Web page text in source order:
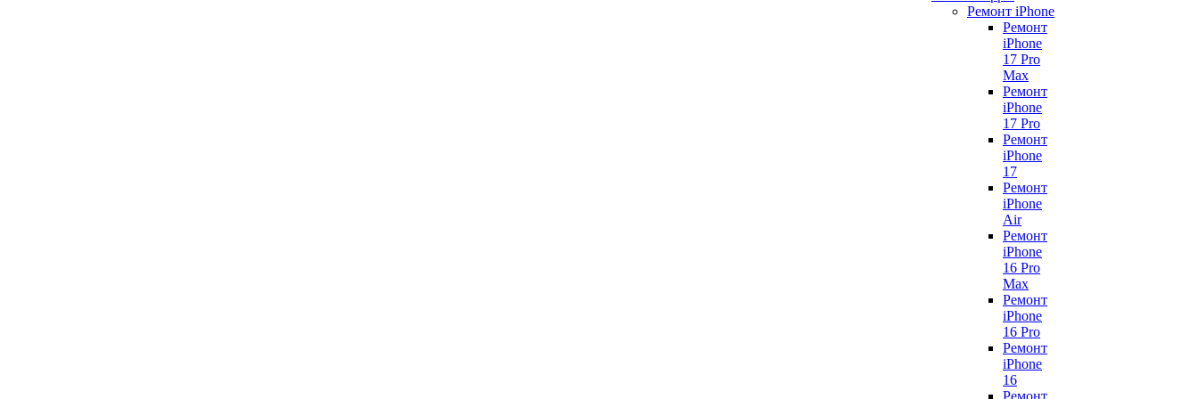
Ремонт iPhone
Ремонт
iPhone
17 Pro
Max
Ремонт
iPhone
17 Pro
Ремонт
iPhone
17
Ремонт
iPhone
Air
Ремонт
iPhone
16 Pro
Max
Ремонт
iPhone
16 Pro
Ремонт
iPhone
16
Ремонт